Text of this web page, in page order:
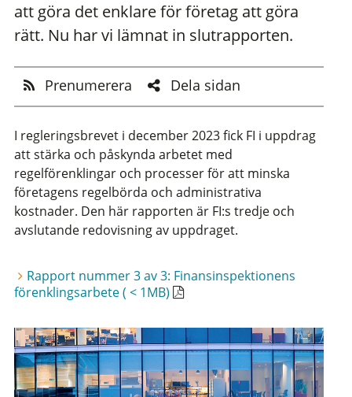
att göra det enklare för företag att göra
rätt. Nu har vi lämnat in slutrapporten.
Prenumerera Dela sidan
I regleringsbrevet i december 2023 fick FI i uppdrag
att stärka och påskynda arbetet med
regelförenklingar och processer för att minska
företagens regelbörda och administrativa
kostnader. Den här rapporten är FI:s tredje och
avslutande redovisning av uppdraget.
Rapport nummer 3 av 3: Finansinspektionens
förenklingsarbete ( < 1MB)